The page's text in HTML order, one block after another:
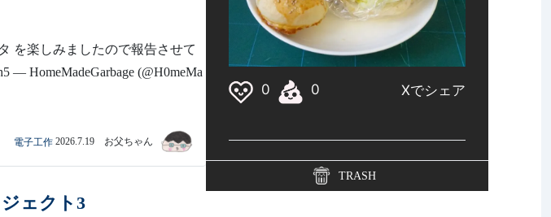
を楽しみましたので報告させて
— HomeMadeGarbage (@H0meMa
電子工作 2026.7.19 お父ちゃん
ェクト3
TRASH